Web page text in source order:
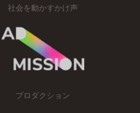
社会を動かすかけ声
プロダクション